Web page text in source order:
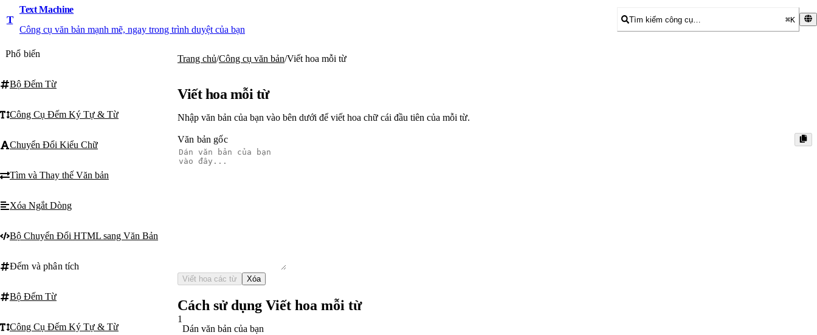
T
Text Machine
Công cụ văn bản mạnh mẽ, ngay trong trình duyệt của bạn
Tìm kiếm công cụ… ⌘K
Phổ biến
Bộ Đếm Từ
Công Cụ Đếm Ký Tự & Từ
Chuyển Đổi Kiểu Chữ
Tìm và Thay thế Văn bản
Xóa Ngắt Dòng
Bộ Chuyển Đổi HTML sang Văn Bản
Đếm và phân tích
Bộ Đếm Từ
Công Cụ Đếm Ký Tự & Từ
Trang chủ/Công cụ văn bản/Viết hoa mỗi từ
Viết hoa mỗi từ
Nhập văn bản của bạn vào bên dưới để viết hoa chữ cái đầu tiên của mỗi từ.
Văn bản gốc
Viết hoa các từ Xóa
Cách sử dụng Viết hoa mỗi từ
1
Dán văn bản của bạn